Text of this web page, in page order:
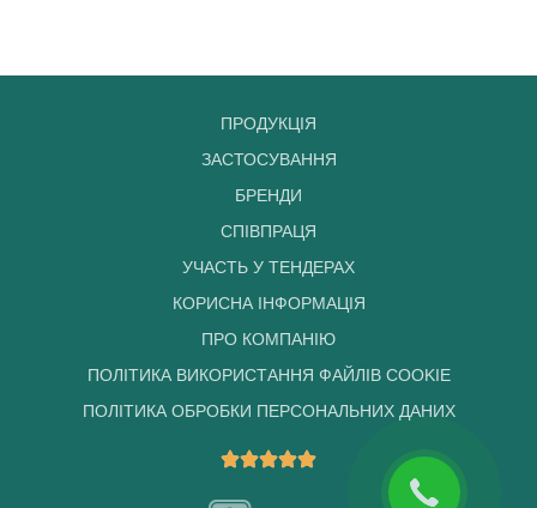
ПРОДУКЦІЯ
ЗАСТОСУВАННЯ
БРЕНДИ
СПІВПРАЦЯ
УЧАСТЬ У ТЕНДЕРАХ
КОРИСНА ІНФОРМАЦІЯ
ПРО КОМПАНІЮ
ПОЛІТИКА ВИКОРИСТАННЯ ФАЙЛІВ COOKIE
ПОЛІТИКА ОБРОБКИ ПЕРСОНАЛЬНИХ ДАНИХ